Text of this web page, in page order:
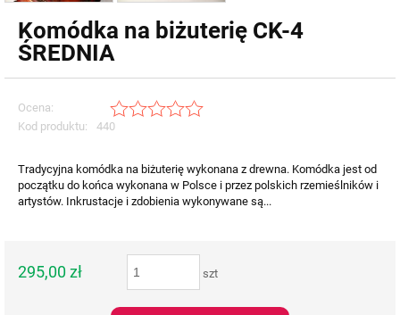
Komódka na biżuterię CK-4
ŚREDNIA
Ocena:
Kod produktu:
440
Tradycyjna komódka na biżuterię wykonana z drewna. Komódka jest od
początku do końca wykonana w Polsce i przez polskich rzemieślników i
artystów. Inkrustacje i zdobienia wykonywane są...
295,00 zł szt